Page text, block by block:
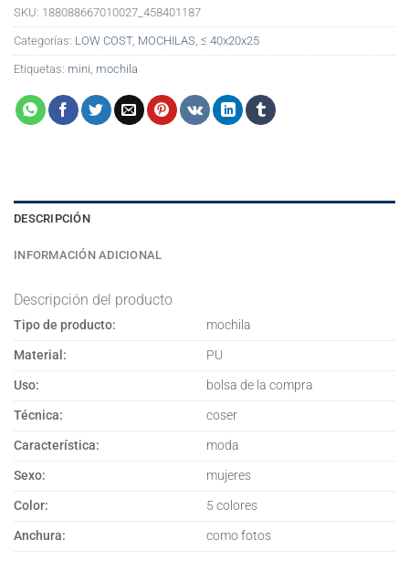
SKU: 188088667010027_458401187
Categorías: LOW COST, MOCHILAS ≤ 40x20x25
Etiquetas: mini mochila
DESCRIPCIÓN
INFORMACIÓN ADICIONAL
Descripción del producto
Tipo de producto:
mochila
Material:
PU
Uso:
bolsa de la compra
Técnica:
coser
Característica:
moda
Sexo:
mujeres
Color:
5 colores
Anchura:
como fotos